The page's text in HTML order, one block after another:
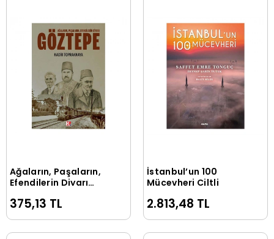
Sepete Ekle
Ağaların, Paşaların,
Efendilerin Diyarı
375,13 TL
Sepete Ekle
İstanbul’un 100
Mücevheri Ciltli
2.813,48 TL